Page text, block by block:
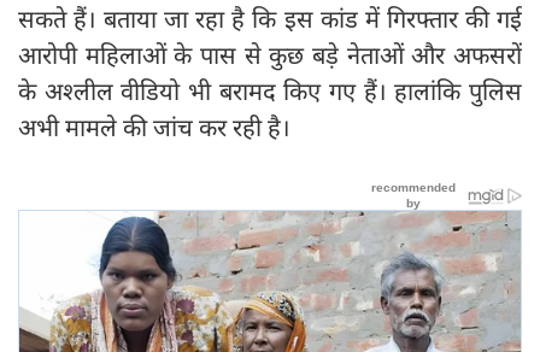
सकते हैं। बताया जा रहा है कि इस कांड में गिरफ्तार की गई
आरोपी महिलाओं के पास से कुछ बड़े नेताओं और अफसरों
के अश्‍लील वीडियो भी बरामद किए गए हैं। हालांकि पुलिस
अभी मामले की जांच कर रही है।